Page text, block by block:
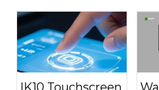
IK10 Touchscreen